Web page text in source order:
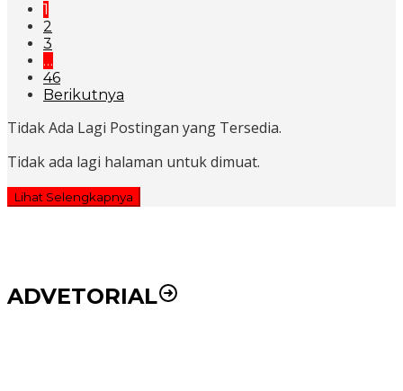
1
2
3
…
46
Berikutnya
Tidak Ada Lagi Postingan yang Tersedia.
Tidak ada lagi halaman untuk dimuat.
Lihat Selengkapnya
ADVETORIAL